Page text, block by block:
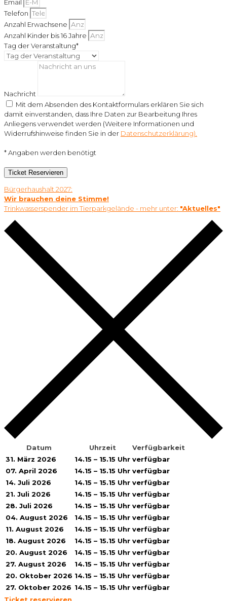
Email
Telefon
Anzahl Erwachsene
Anzahl Kinder bis 16 Jahre
Tag der Veranstaltung*
Nachricht
Mit dem Absenden des Kontaktformulars erklären Sie sich
damit einverstanden, dass Ihre Daten zur Bearbeitung Ihres
Anliegens verwendet werden (Weitere Informationen und
Widerrufshinweise finden Sie in der Datenschutzerklärung).
* Angaben werden benötigt
Ticket Reservieren
Bürgerhaushalt 2027:
Wir brauchen deine Stimme!
Trinkwasserspender im Tierparkgelände - mehr unter: "Aktuelles"
Datum Uhrzeit
Verfügbarkeit
31. März 2026
14.15 – 15.15 Uhr verfügbar
07. April 2026
14.15 – 15.15 Uhr verfügbar
14. Juli 2026
14.15 – 15.15 Uhr verfügbar
21. Juli 2026
14.15 – 15.15 Uhr verfügbar
28. Juli 2026
14.15 – 15.15 Uhr verfügbar
04. August 2026
14.15 – 15.15 Uhr verfügbar
11. August 2026
14.15 – 15.15 Uhr verfügbar
18. August 2026
14.15 – 15.15 Uhr verfügbar
20. August 2026
14.15 – 15.15 Uhr verfügbar
27. August 2026
14.15 – 15.15 Uhr verfügbar
20. Oktober 2026 14.15 – 15.15 Uhr verfügbar
27. Oktober 2026 14.15 – 15.15 Uhr verfügbar